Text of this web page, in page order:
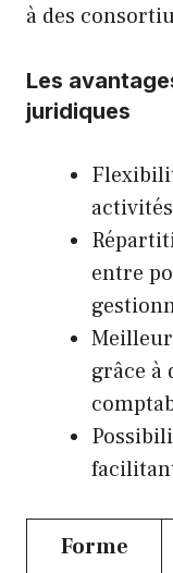
à des
Les
juridiques
entre
grâce à
Forme